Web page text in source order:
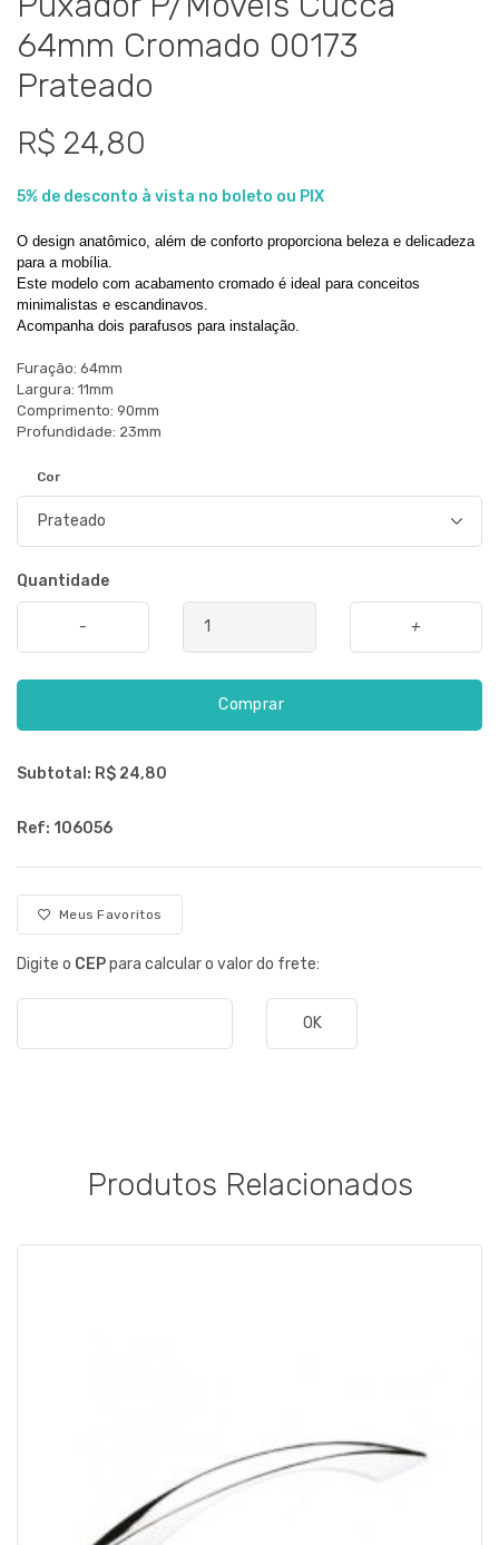
64mm Cromado 00173
Prateado
R$ 24,80
5% de desconto à vista no boleto ou PIX
O design anatômico, além de conforto proporciona beleza e delicadeza
para a mobília.
Este modelo com acabamento cromado é ideal para conceitos
minimalistas e escandinavos.
Acompanha dois parafusos para instalação.
Furação: 64mm
Largura: 11mm
Comprimento: 90mm
Profundidade: 23mm
Cor
Quantidade
- +
Comprar
Subtotal: R$ 24,80
Ref: 106056
Meus Favoritos
Digite o CEPpara calcular o valor do frete:
OK
Produtos Relacionados